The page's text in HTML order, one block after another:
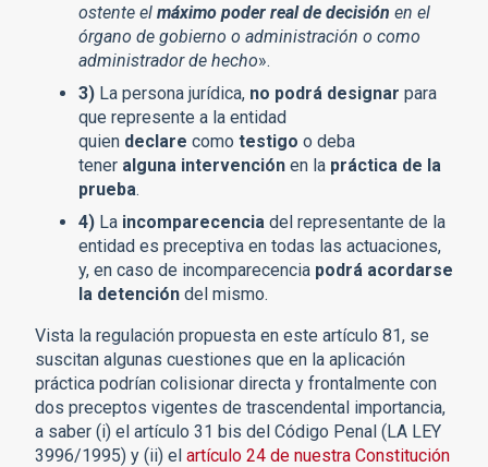
ostente el máximo poder real de decisión en el
órgano de gobierno o administración o como
administrador de hecho».
3) La persona jurídica, no podrá designar para
que represente a la entidad
quien declare como testigo o deba
tener alguna intervención en la práctica de la
prueba.
4) La incomparecencia del representante de la
entidad es preceptiva en todas las actuaciones,
y, en caso de incomparecencia podrá acordarse
la detención del mismo.
Vista la regulación propuesta en este artículo 81, se
suscitan algunas cuestiones que en la aplicación
práctica podrían colisionar directa y frontalmente con
dos preceptos vigentes de trascendental importancia,
a saber (i) el artículo 31 bis del Código Penal (LA LEY
3996/1995) y (ii) el artículo 24 de nuestra Constitución